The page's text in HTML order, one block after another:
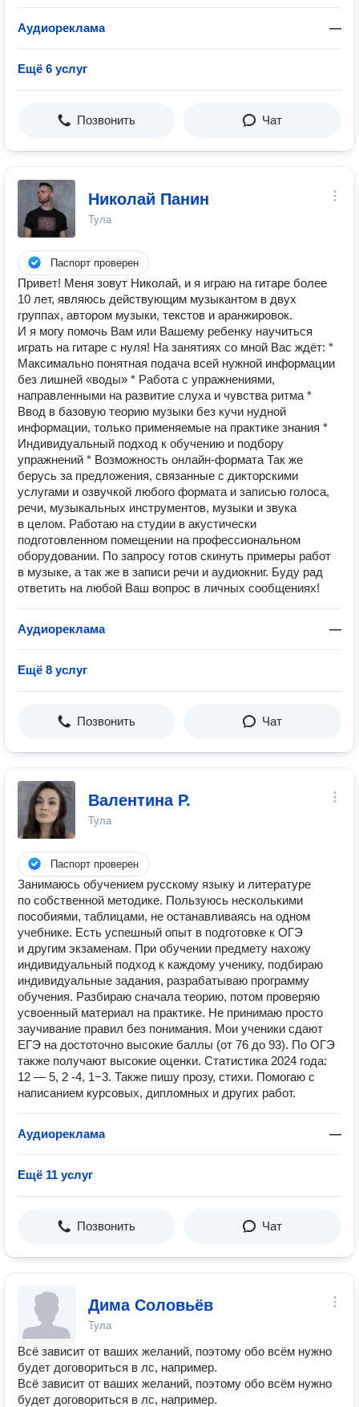
Аудиореклама —
Ещё 6 услуг
Позвонить Чат
Николай Панин
Тула
Паспорт проверен
Привет! Меня зовут Николай, и я играю на гитаре более
10 лет, являюсь действующим музыкантом в двух
группах, автором музыки, текстов и аранжировок.
И я могу помочь Вам или Вашему ребенку научиться
играть на гитаре с нуля! На занятиях со мной Вас ждёт: *
Максимально понятная подача всей нужной информации
без лишней «воды» * Работа с упражнениями,
направленными на развитие слуха и чувства ритма *
Ввод в базовую теорию музыки без кучи нудной
информации, только применяемые на практике знания *
Индивидуальный подход к обучению и подбору
упражнений * Возможность онлайн-формата Так же
берусь за предложения, связанные с дикторскими
услугами и озвучкой любого формата и записью голоса,
речи, музыкальных инструментов, музыки и звука
в целом. Работаю на студии в акустически
подготовленном помещении на профессиональном
оборудовании. По запросу готов скинуть примеры работ
в музыке, а так же в записи речи и аудиокниг. Буду рад
ответить на любой Ваш вопрос в личных сообщениях!
Аудиореклама —
Ещё 8 услуг
Позвонить Чат
Валентина Р.
Тула
Паспорт проверен
Занимаюсь обучением русскому языку и литературе
по собственной методике. Пользуюсь несколькими
пособиями, таблицами, не останавливаясь на одном
учебнике. Есть успешный опыт в подготовке к ОГЭ
и другим экзаменам. При обучении предмету нахожу
индивидуальный подход к каждому ученику, подбираю
индивидуальные задания, разрабатываю программу
обучения. Разбираю сначала теорию, потом проверяю
усвоенный материал на практике. Не принимаю просто
заучивание правил без понимания. Мои ученики сдают
ЕГЭ на достоточно высокие баллы (от 76 до 93). По ОГЭ
также получают высокие оценки. Статистика 2024 года:
12 — 5, 2 -4, 1−3. Также пишу прозу, стихи. Помогаю с
написанием курсовых, дипломных и других работ.
Аудиореклама —
Ещё 11 услуг
Позвонить Чат
Дима Соловьёв
Тула
Всё зависит от ваших желаний, поэтому обо всём нужно
будет договориться в лс, например.
Всё зависит от ваших желаний, поэтому обо всём нужно
будет договориться в лс, например.